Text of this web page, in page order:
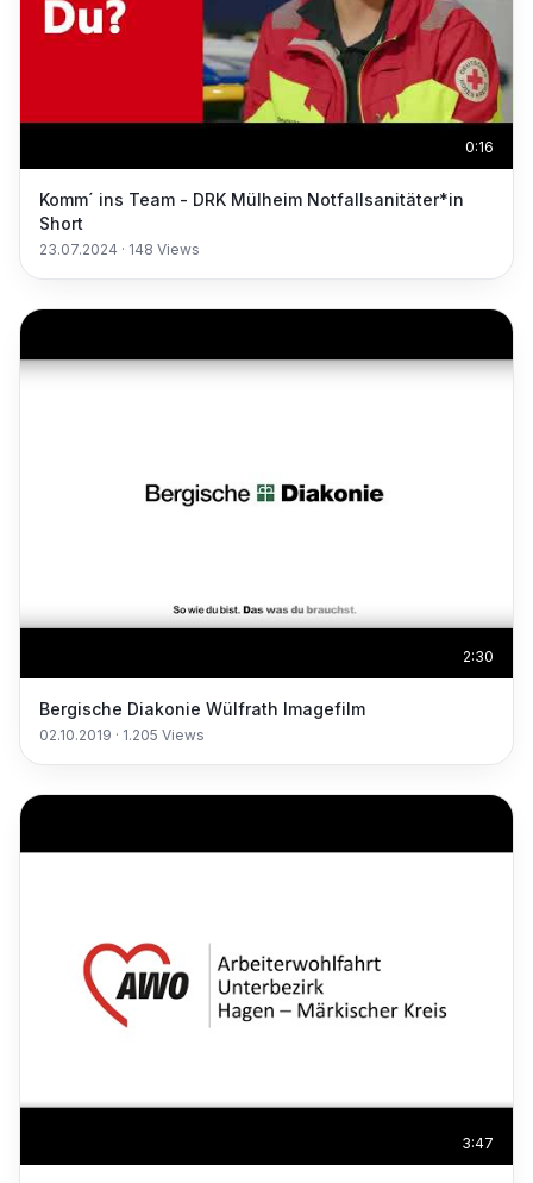
0:16
Komm´ ins Team - DRK Mülheim Notfallsanitäter*in
Short
23.07.2024 · 148 Views
2:30
Bergische Diakonie Wülfrath Imagefilm
02.10.2019 · 1.205 Views
3:47